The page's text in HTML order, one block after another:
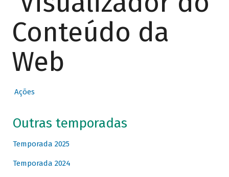
Conteúdo da
Web
Ações
Outras temporadas
Temporada 2025
Temporada 2024